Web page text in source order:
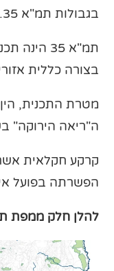
בגבולות תמ"א 35.
תמ"א 35
בצורה כללית
מטרת התכנית,
ה"ריאה הירוקה"
קרקע חקלאית אשר
הפשרתה בפועל
להלן חלק ממפת